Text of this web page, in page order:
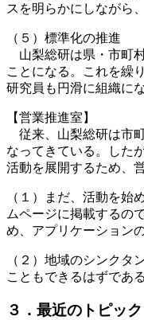
スを明らかにしながら
（５）標準化の推進
山梨総研は県・市町
ことになる。これを繰
研究員も円滑に組織に
【営業推進室】
従来、山梨総研は市
なってきている。した
活動を展開するため、
（１）まだ、活動を
ムページに掲載するの
め、アプリケーション
（２）地域のシンク
こともできるはずであ
３．最近のトピック